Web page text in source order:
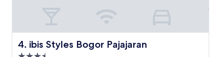
4. ibis Styles Bogor Pajajaran
ibis Styles Bogor Pajajaran